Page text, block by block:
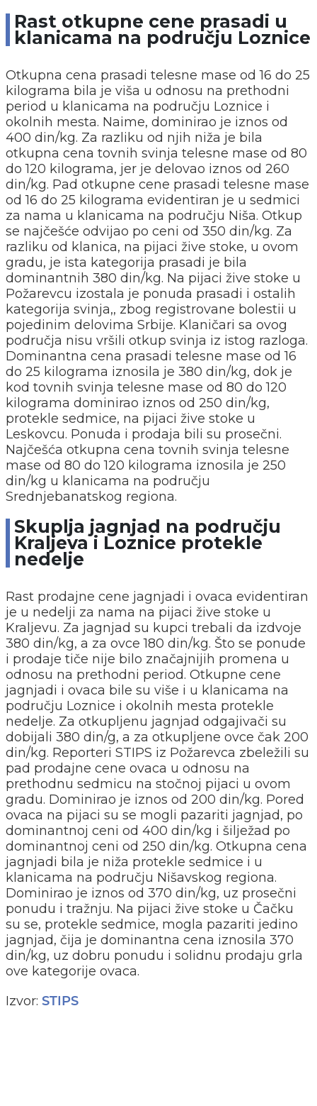
Rast otkupne cene prasadi u
klanicama na području Loznice
Otkupna cena prasadi telesne mase od 16 do 25
kilograma bila je viša u odnosu na prethodni
period u klanicama na području Loznice i
okolnih mesta. Naime, dominirao je iznos od
400 din/kg. Za razliku od njih niža je bila
otkupna cena tovnih svinja telesne mase od 80
do 120 kilograma, jer je delovao iznos od 260
din/kg. Pad otkupne cene prasadi telesne mase
od 16 do 25 kilograma evidentiran je u sedmici
za nama u klanicama na području Niša. Otkup
se najčešće odvijao po ceni od 350 din/kg. Za
razliku od klanica, na pijaci žive stoke, u ovom
gradu, je ista kategorija prasadi je bila
dominantnih 380 din/kg. Na pijaci žive stoke u
Požarevcu izostala je ponuda prasadi i ostalih
kategorija svinja,, zbog registrovane bolestii u
pojedinim delovima Srbije. Klaničari sa ovog
područja nisu vršili otkup svinja iz istog razloga.
Dominantna cena prasadi telesne mase od 16
do 25 kilograma iznosila je 380 din/kg, dok je
kod tovnih svinja telesne mase od 80 do 120
kilograma dominirao iznos od 250 din/kg,
protekle sedmice, na pijaci žive stoke u
Leskovcu. Ponuda i prodaja bili su prosečni.
Najčešća otkupna cena tovnih svinja telesne
mase od 80 do 120 kilograma iznosila je 250
din/kg u klanicama na području
Srednjebanatskog regiona.
Skuplja jagnjad na području
Kraljeva i Loznice protekle
nedelje
Rast prodajne cene jagnjadi i ovaca evidentiran
je u nedelji za nama na pijaci žive stoke u
Kraljevu. Za jagnjad su kupci trebali da izdvoje
380 din/kg, a za ovce 180 din/kg. Što se ponude
i prodaje tiče nije bilo značajnijih promena u
odnosu na prethodni period. Otkupne cene
jagnjadi i ovaca bile su više i u klanicama na
području Loznice i okolnih mesta protekle
nedelje. Za otkupljenu jagnjad odgajivači su
dobijali 380 din/g, a za otkupljene ovce čak 200
din/kg. Reporteri STIPS iz Požarevca zbeležili su
pad prodajne cene ovaca u odnosu na
prethodnu sedmicu na stočnoj pijaci u ovom
gradu. Dominirao je iznos od 200 din/kg. Pored
ovaca na pijaci su se mogli pazariti jagnjad, po
dominantnoj ceni od 400 din/kg i šilježad po
dominantnoj ceni od 250 din/kg. Otkupna cena
jagnjadi bila je niža protekle sedmice i u
klanicama na području Nišavskog regiona.
Dominirao je iznos od 370 din/kg, uz prosečni
ponudu i tražnju. Na pijaci žive stoke u Čačku
su se, protekle sedmice, mogla pazariti jedino
jagnjad, čija je dominantna cena iznosila 370
din/kg, uz dobru ponudu i solidnu prodaju grla
ove kategorije ovaca.
Izvor: STIPS